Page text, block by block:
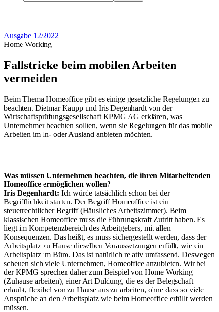
Ausgabe 12/2022
Home Working
Fallstricke beim mobilen Arbeiten
vermeiden
Beim Thema Homeoffice gibt es einige gesetzliche Regelungen zu
beachten. Dietmar Kaupp und Iris Degenhardt von der
Wirtschaftsprüfungsgesellschaft KPMG AG erklären, was
Unternehmer beachten sollten, wenn sie Regelungen für das mobile
Arbeiten im In- oder Ausland anbieten möchten.
Was müssen Unternehmen beachten, die ihren Mitarbeitenden
Homeoffice ermöglichen wollen?
Iris Degenhardt: Ich würde tatsächlich schon bei der
Begrifflichkeit starten. Der Begriff Homeoffice ist ein
steuerrechtlicher Begriff (Häusliches Arbeitszimmer). Beim
klassischen Homeoffice muss die Führungskraft Zutritt haben. Es
liegt im Kompetenzbereich des Arbeitgebers, mit allen
Konsequenzen. Das heißt, es muss sichergestellt werden, dass der
Arbeitsplatz zu Hause dieselben Voraussetzungen erfüllt, wie ein
Arbeitsplatz im Büro. Das ist natürlich relativ umfassend. Deswegen
scheuen sich viele Unternehmen, Homeoffice anzubieten. Wir bei
der KPMG sprechen daher zum Beispiel von Home Working
(Zuhause arbeiten), einer Art Duldung, die es der Belegschaft
erlaubt, flexibel von zu Hause aus zu arbeiten, ohne dass so viele
Ansprüche an den Arbeitsplatz wie beim Homeoffice erfüllt werden
müssen.